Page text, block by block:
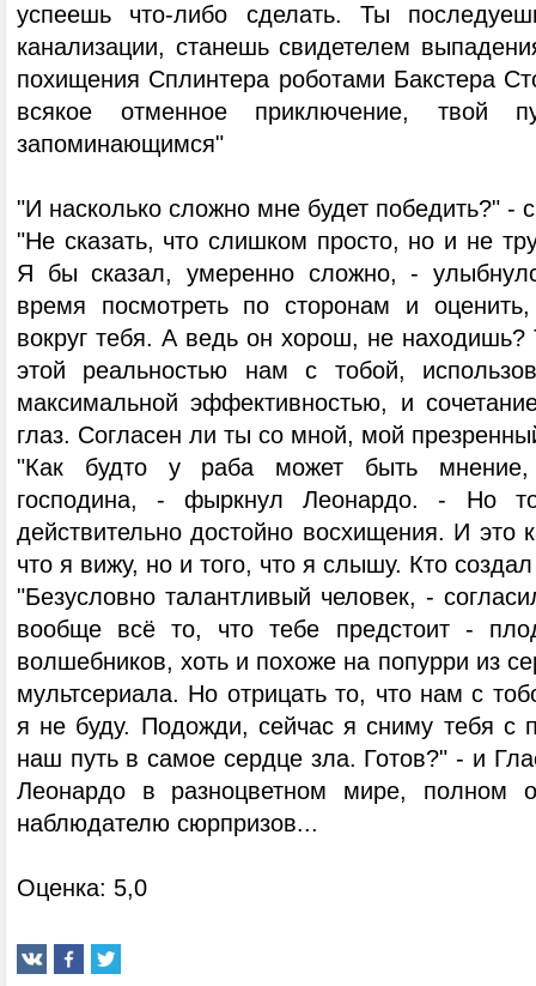
успеешь что-либо сделать. Ты
канализации, станешь свидетелем
похищения Сплинтера роботами Бакстера
всякое отменное приключение, твой
запоминающимся"
"И насколько сложно мне будет победить?" -
"Не сказать, что слишком просто, но и не
Я бы сказал, умеренно сложно, -
время посмотреть по сторонам и
вокруг тебя. А ведь он хорош, не находишь?
этой реальностью нам с тобой,
максимальной эффективностью, и
глаз. Согласен ли ты со мной, мой
"Как будто у раба может быть мнение,
господина, - фыркнул Леонардо. - Но
действительно достойно восхищения. И это
что я вижу, но и того, что я слышу. Кто
"Безусловно талантливый человек, -
вообще всё то, что тебе предстоит -
волшебников, хоть и похоже на попурри из
мультсериала. Но отрицать то, что нам с
я не буду. Подожди, сейчас я сниму тебя
наш путь в самое сердце зла. Готов?" - и
Леонардо в разноцветном мире, полном
наблюдателю сюрпризов...
Оценка: 5,0